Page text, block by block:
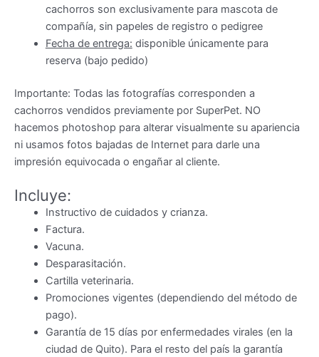
cachorros son exclusivamente para mascota de
compañía, sin papeles de registro o pedigree
Fecha de entrega: disponible únicamente para
reserva (bajo pedido)
Importante: Todas las fotografías corresponden a
cachorros vendidos previamente por SuperPet. NO
hacemos photoshop para alterar visualmente su apariencia
ni usamos fotos bajadas de Internet para darle una
impresión equivocada o engañar al cliente.
Incluye:
Instructivo de cuidados y crianza.
Factura.
Vacuna.
Desparasitación.
Cartilla veterinaria.
Promociones vigentes (dependiendo del método de
pago).
Garantía de 15 días por enfermedades virales (en la
ciudad de Quito). Para el resto del país la garantía